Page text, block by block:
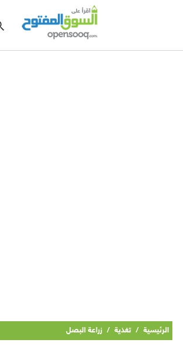
الرئيسية / تغذية / زراعة البصل